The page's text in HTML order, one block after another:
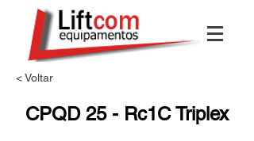
< Voltar
CPQD 25 - Rc1C Triplex